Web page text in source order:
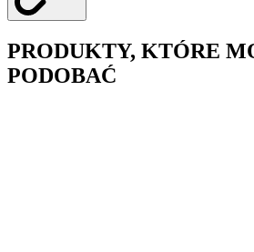
PRODUKTY, KTÓRE
PODOBAĆ